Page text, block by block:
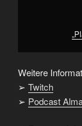
Weitere
➢ Twitch
➢ Podcast